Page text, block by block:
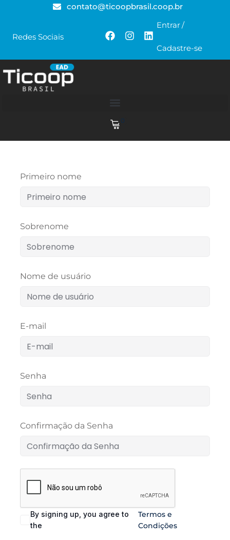
contato@ticoopbrasil.coop.br
Redes Sociais
Entrar/
Cadastre-se
0
Primeiro nome
Sobrenome
Nome de usuário
E-mail
Senha
Confirmação da Senha
By signing up, you agree to
the
Termos e
Condições